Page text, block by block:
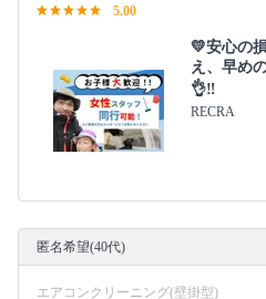
5.00
💛安心の
え、早め
👌‼️
RECRA
匿名希望(40代)
エアコンクリーニング(壁掛型)